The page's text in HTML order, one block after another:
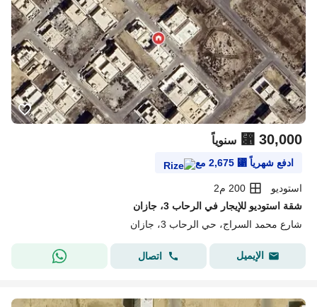
⃁ 30,000 سنوياً
ادفع شهرياً ⃁
2,675 مع
استوديو
200 م2
شقة استوديو للإيجار في الرحاب 3، جازان
شارع محمد السراج، حي الرحاب 3، جازان
الإيميل اتصال